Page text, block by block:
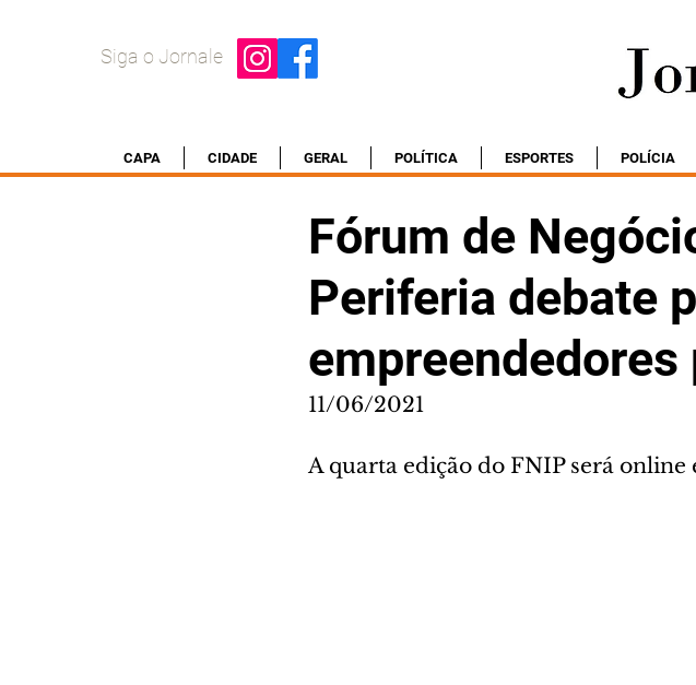
Siga o Jornale
CAPA CIDADE GERAL POLÍTICA ESPORTES POLÍCIA
Fórum de
Periferia debate
11/06/2021
A quarta edição do FNIP será